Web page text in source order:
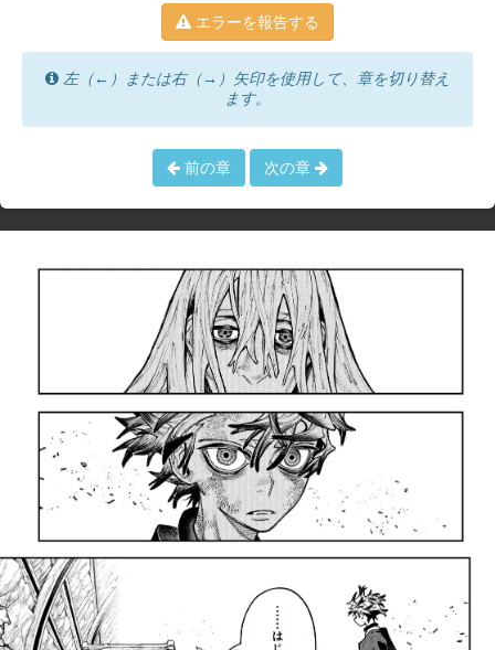
エラーを報告する
左（←）または右（→）矢印を使用して、章を切り替え
ます。
前の章 次の章